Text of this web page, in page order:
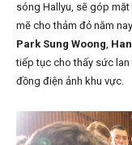
sóng Hallyu, sẽ góp mặt
mẽ cho thảm đỏ năm
Park Sung Woong,
tiếp tục cho thấy sức lan
đồng điện ảnh khu vực.